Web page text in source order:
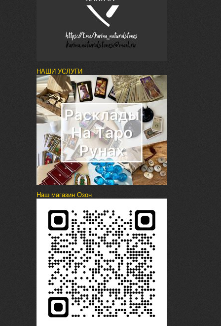
НАШИ УСЛУГИ
Наш магазин Озон